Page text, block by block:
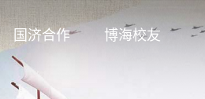
国济合作 博海校友